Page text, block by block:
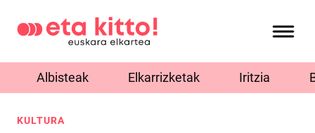
Albisteak Elkarrizketak Iritzia
KULTURA